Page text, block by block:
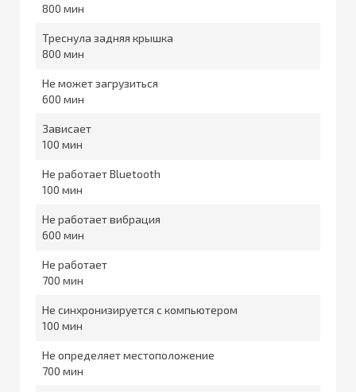
800
Треснула задняя крышка
800
Не может загрузиться
600
Зависает
100
Не работает Bluetooth
100
Не работает вибрация
600
Не работает
700
Не синхронизируется с компьютером
100
Не определяет местоположение
700